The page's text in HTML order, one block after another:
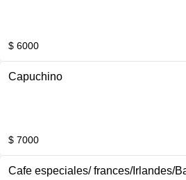
$ 6000
Capuchino
$ 7000
Cafe especiales/ frances/Irlandes/